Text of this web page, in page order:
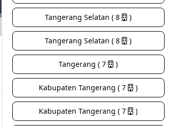
Tangerang Selatan ( 8 )
Tangerang Selatan ( 8 )
Tangerang ( 7 )
Kabupaten Tangerang ( 7 )
Kabupaten Tangerang ( 7 )